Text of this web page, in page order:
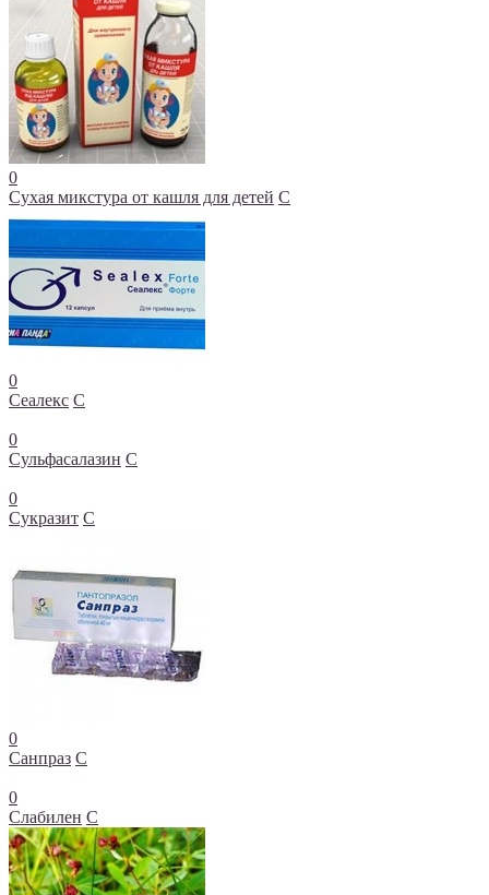
0
Сухая микстура от кашля для детей С
0
Сеалекс С
0
Сульфасалазин С
0
Сукразит С
0
Санпраз С
0
Слабилен С